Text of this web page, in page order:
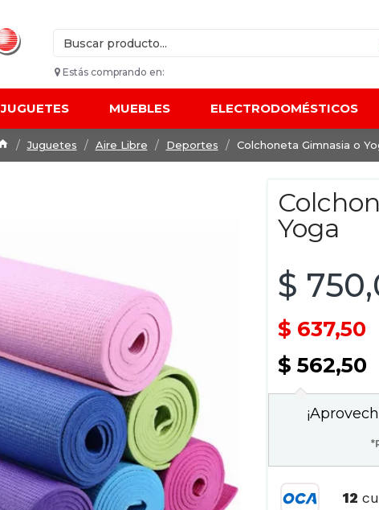
Estás comprando en:
JUGUETES MUEBLES ELECTRODOMÉSTICOS
Juguetes Aire Libre Deportes Colchoneta Gimnasia o
Yoga
$
$ 637,50
$ 562,50
12